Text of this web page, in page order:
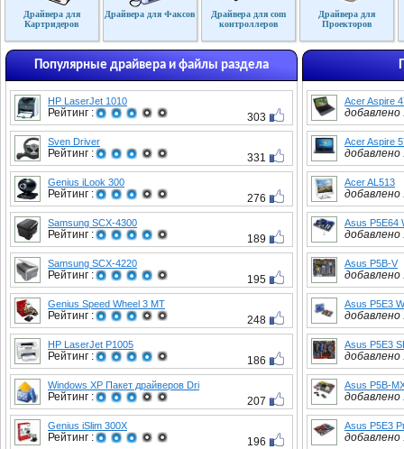
Драйвера для
Картридеров
Драйвера для Факсов
Драйвера для com
контроллеров
Драйвера для
Проекторов
Популярные драйвера и файлы раздела
HP LaserJet 1010
Рейтинг : 303
Sven Driver
Рейтинг : 331
Genius iLook 300
Рейтинг : 276
Samsung SCX-4300
Рейтинг : 189
Samsung SCX-4220
Рейтинг : 195
Genius Speed Wheel 3 MT
Рейтинг : 248
HP LaserJet P1005
Рейтинг : 186
Windows XP Пакет драйверов Dri
Рейтинг : 207
Genius iSlim 300X
Рейтинг : 196
Acer Aspire
добавлено
Acer Aspire
добавлено
Acer AL513
добавлено
Asus P5E64
добавлено
Asus P5B-V
добавлено
Asus P5E3
добавлено
Asus P5E3
добавлено
Asus P5B-
добавлено
Asus P5E3
добавлено